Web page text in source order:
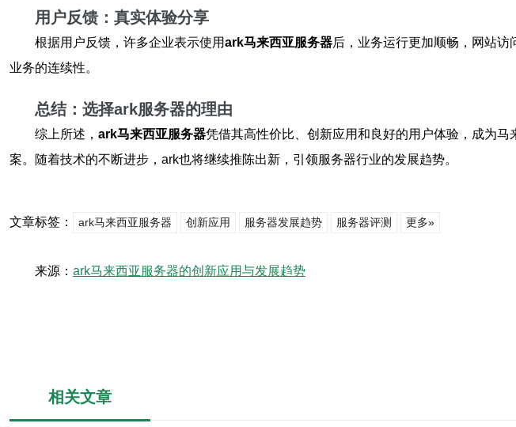
用户反馈：真实体验分享
根据用户反馈，许多企业表示使用ark马来西亚服务器后，业务运行更加顺畅，网站
业务的连续性。
总结：选择ark服务器的理由
综上所述， ark马来西亚服务器凭借其高性价比、创新应用和良好的用户体验，成为
案。随着技术的不断进步，ark也将继续推陈出新，引领服务器行业的发展趋势。
文章标签： ark马来西亚服务器 创新应用 服务器发展趋势 服务器评测 更多»
来源： ark马来西亚服务器的创新应用与发展趋势
相关文章